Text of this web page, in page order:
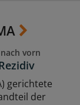
vorn
gerichtete
der